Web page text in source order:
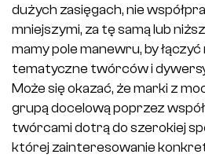
dużych zasięgach, nie
mniejszymi, za tę samą lub
mamy pole manewru, by
tematyczne twórców i
Może się okazać, że marki z
grupą docelową poprzez
twórcami dotrą do szerokiej
której zainteresowanie